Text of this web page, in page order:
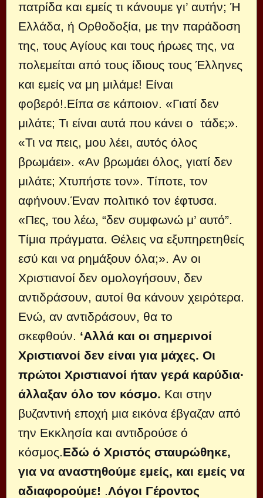
πατρίδα και εμείς τι κάνουμε γι’ αυτήν; Ή
Ελλάδα, ή Ορθοδοξία, με την παράδοση
της, τους Αγίους και τους ήρωες της, να
πολεμείται από τους ίδιους τους Έλληνες
και εμείς να μη μιλάμε! Είναι
φοβερό!.Είπα σε κάποιον. «Γιατί δεν
μιλάτε; Τι είναι αυτά που κάνει ο τάδε;».
«Τι να πεις, μου λέει, αυτός όλος
βρωμάει». «Αν βρωμάει όλος, γιατί δεν
μιλάτε; Χτυπήστε τον». Τίποτε, τον
αφήνουν.Έναν πολιτικό τον έφτυσα.
«Πες, του λέω, “δεν συμφωνώ μ’ αυτό”.
Τίμια πράγματα. Θέλεις να εξυπηρετηθείς
εσύ και να ρημάξουν όλα;». Αν οι
Χριστιανοί δεν ομολογήσουν, δεν
αντιδράσουν, αυτοί θα κάνουν χειρότερα.
Ενώ, αν αντιδράσουν, θα το
σκεφθούν. ‘Αλλά και οι σημερινοί
Χριστιανοί δεν είναι για μάχες. Οι
πρώτοι Χριστιανοί ήταν γερά καρύδια·
άλλαξαν όλο τον κόσμο. Και στην
βυζαντινή εποχή μια εικόνα έβγαζαν από
την Εκκλησία και αντιδρούσε ό
κόσμος.Εδώ ό Χριστός σταυρώθηκε,
για να αναστηθούμε εμείς, και εμείς να
αδιαφορούμε! .Λόγοι Γέροντος